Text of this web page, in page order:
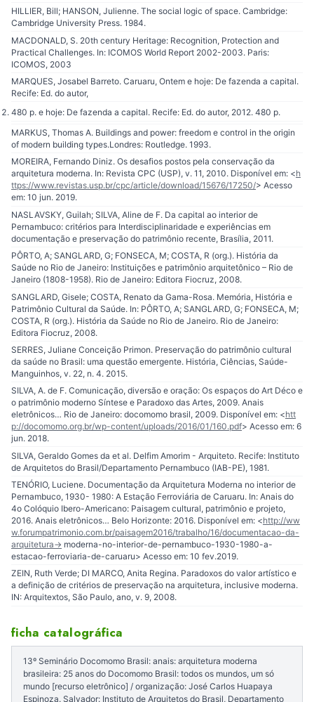
HILLIER, Bill; HANSON, Julienne. The social logic of space. Cambridge:
Cambridge University Press. 1984.
MACDONALD, S. 20th century Heritage: Recognition, Protection and
Practical Challenges. In: ICOMOS World Report 2002-2003. Paris:
ICOMOS, 2003
MARQUES, Josabel Barreto. Caruaru, Ontem e hoje: De fazenda a capital.
Recife: Ed. do autor,
480 p. e hoje: De fazenda a capital. Recife: Ed. do autor, 2012. 480 p.
MARKUS, Thomas A. Buildings and power: freedom e control in the origin
of modern building types.Londres: Routledge. 1993.
MOREIRA, Fernando Diniz. Os desafios postos pela conservação da
arquitetura moderna. In: Revista CPC (USP), v. 11, 2010. Disponível em: <h
ttps://www.revistas.usp.br/cpc/article/download/15676/17250/> Acesso
em: 10 jun. 2019.
NASLAVSKY, Guilah; SILVA, Aline de F. Da capital ao interior de
Pernambuco: critérios para Interdisciplinaridade e experiências em
documentação e preservação do patrimônio recente, Brasília, 2011.
PÔRTO, A; SANGLARD, G; FONSECA, M; COSTA, R (org.). História da
Saúde no Rio de Janeiro: Instituições e patrimônio arquitetônico – Rio de
Janeiro (1808-1958). Rio de Janeiro: Editora Fiocruz, 2008.
SANGLARD, Gisele; COSTA, Renato da Gama-Rosa. Memória, História e
Patrimônio Cultural da Saúde. In: PÔRTO, A; SANGLARD, G; FONSECA, M;
COSTA, R (org.). História da Saúde no Rio de Janeiro. Rio de Janeiro:
Editora Fiocruz, 2008.
SERRES, Juliane Conceição Primon. Preservação do patrimônio cultural
da saúde no Brasil: uma questão emergente. História, Ciências, Saúde-
Manguinhos, v. 22, n. 4. 2015.
SILVA, A. de F. Comunicação, diversão e oração: Os espaços do Art Déco e
o patrimônio moderno Síntese e Paradoxo das Artes, 2009. Anais
eletrônicos… Rio de Janeiro: docomomo brasil, 2009. Disponível em: <htt
p://docomomo.org.br/wp-content/uploads/2016/01/160.pdf> Acesso em: 6
jun. 2018.
SILVA, Geraldo Gomes da et al. Delfim Amorim - Arquiteto. Recife: Instituto
de Arquitetos do Brasil/Departamento Pernambuco (IAB-PE), 1981.
TENÓRIO, Luciene. Documentação da Arquitetura Moderna no interior de
Pernambuco, 1930- 1980: A Estação Ferroviária de Caruaru. In: Anais do
4o Colóquio Ibero-Americano: Paisagem cultural, patrimônio e projeto,
2016. Anais eletrônicos… Belo Horizonte: 2016. Disponível em: <http://ww
w.forumpatrimonio.com.br/paisagem2016/trabalho/16/documentacao-da-
arquitetura- > moderna-no-interior-de-pernambuco-1930-1980-a-
estacao-ferroviaria-de-caruaru> Acesso em: 10 fev.2019.
ZEIN, Ruth Verde; DI MARCO, Anita Regina. Paradoxos do valor artístico e
a definição de critérios de preservação na arquitetura, inclusive moderna.
IN: Arquitextos, São Paulo, ano, v. 9, 2008.
ficha catalográfica
13º Seminário Docomomo Brasil: anais: arquitetura moderna
brasileira: 25 anos do Docomomo Brasil: todos os mundos, um só
mundo [recurso eletrônico] / organização: José Carlos Huapaya
Espinoza. Salvador: Instituto de Arquitetos do Brasil, Departamento